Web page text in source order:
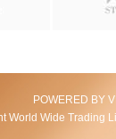
POWERED BY
World Wide Trading